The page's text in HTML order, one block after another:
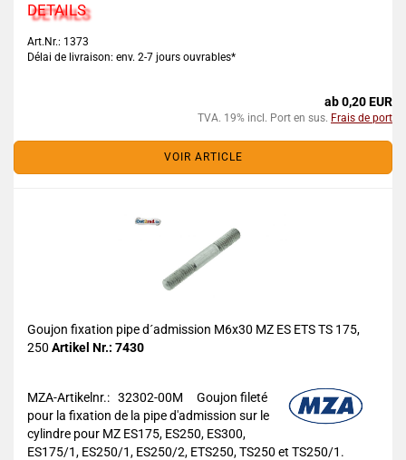
DETAILS
Art.Nr.: 1373
Délai de livraison: env. 2-7 jours ouvrables*
ab 0,20 EUR
TVA. 19% incl. Port en sus. Frais de port
VOIR ARTICLE
Goujon fixation pipe d´admission M6x30 MZ ES ETS TS 175,
250 Artikel Nr.: 7430
MZA-Artikelnr.: 32302-00M
Goujon fileté
pour la fixation de la pipe d'admission sur le
cylindre pour MZ ES175, ES250, ES300,
ES175/1, ES250/1, ES250/2, ETS250, TS250 et TS250/1.